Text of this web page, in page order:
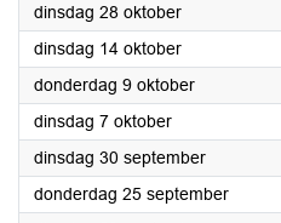
dinsdag 28 oktober2025
dinsdag 14 oktober2025
donderdag 9 oktober2025
dinsdag 7 oktober2025
dinsdag 30 september2025
donderdag 25 september2025